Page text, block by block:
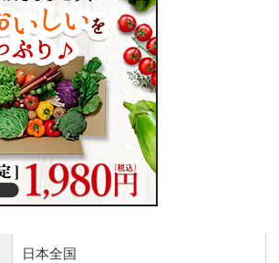
日本全国